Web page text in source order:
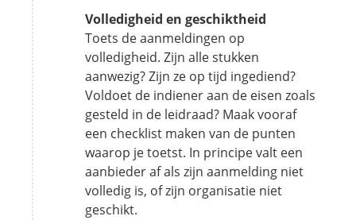
Volledigheid en geschiktheid
Toets de aanmeldingen op
volledigheid. Zijn alle stukken
aanwezig? Zijn ze op tijd ingediend?
Voldoet de indiener aan de eisen zoals
gesteld in de leidraad? Maak vooraf
een checklist maken van de punten
waarop je toetst. In principe valt een
aanbieder af als zijn aanmelding niet
volledig is, of zijn organisatie niet
geschikt.